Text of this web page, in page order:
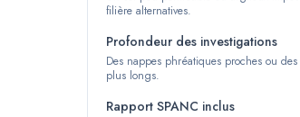
filière alternatives.
Profondeur des investigations
Des nappes phréatiques proches ou
plus longs.
Rapport SPANC inclus